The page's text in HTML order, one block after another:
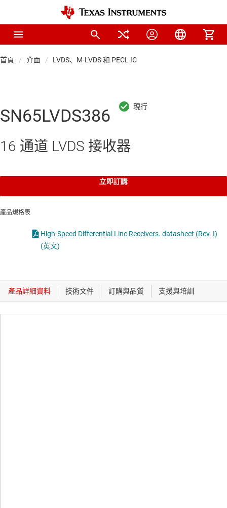
首頁 介面 LVDS、M-LVDS 和 PECL IC
SN65LVDS386
16 通道 LVDS 接收器
立即訂購
產品規格表
High-Speed Differential Line Receivers. datasheet (Rev. I)
(英文)